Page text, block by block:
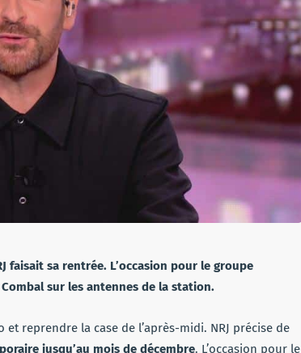
faisait sa rentrée. L’occasion pour le groupe
sur les antennes de la station.
reprendre la case de l’après-midi. NRJ précise de
jusqu’au mois de décembre. L’occasion pour le